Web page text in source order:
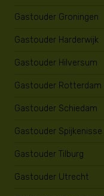
Gastouder Groningen
Gastouder Harderwijk
Gastouder Hilversum
Gastouder Rotterdam
Gastouder Schiedam
Gastouder Spijkenisse
Gastouder Tilburg
Gastouder Utrecht